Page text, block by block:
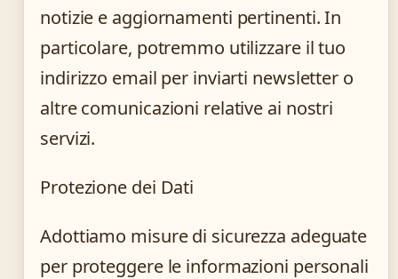
notizie e aggiornamenti pertinenti. In
particolare, potremmo utilizzare il tuo
indirizzo email per inviarti newsletter o
altre comunicazioni relative ai nostri
servizi.
Protezione dei Dati
Adottiamo misure di sicurezza adeguate
per proteggere le informazioni personali